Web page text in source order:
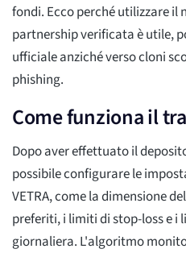
fondi. Ecco perché utilizzare il
partnership verificata è utile,
ufficiale anziché verso cloni
phishing.
Come funziona il
Dopo aver effettuato il
possibile configurare le
VETRA, come la dimensione
preferiti, i limiti di stop-loss e i
giornaliera. L'algoritmo